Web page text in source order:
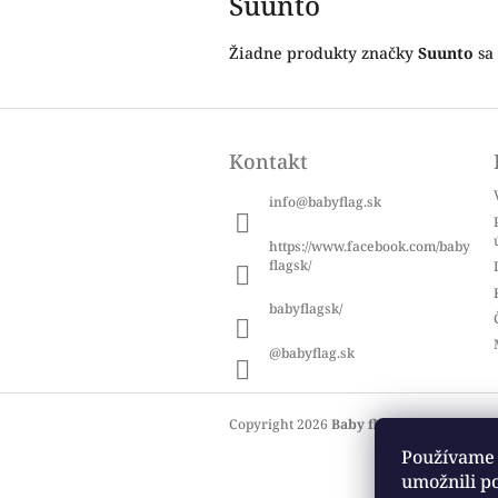
umožnili
Žiadne produkty značky Suunto
Kontakt
info@babyflag.sk
https://www.facebook.com/baby
flagsk/
babyflagsk/
@babyflag.sk
Copyright 2026 Baby flag. Všetky práva